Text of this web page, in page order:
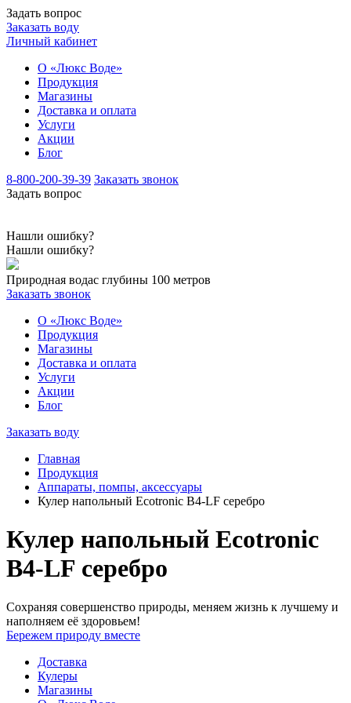
Задать вопрос
Заказать воду
Личный кабинет
О «Люкс Воде»
Продукция
Магазины
Доставка и оплата
Услуги
Акции
Блог
8-800-200-39-39 Заказать звонок
Задать вопрос
Нашли ошибку?
Нашли ошибку?
Природная водас глубины 100 метров
Заказать звонок
О «Люкс Воде»
Продукция
Магазины
Доставка и оплата
Услуги
Акции
Блог
Заказать воду
Главная
Продукция
Аппараты, помпы, аксессуары
Кулер напольный Ecotronic B4-LF серебро
Кулер напольный Ecotronic
B4-LF серебро
Сохраняя совершенство природы, меняем жизнь к лучшему и
наполняем её здоровьем!
Бережем природу вместе
Доставка
Кулеры
Магазины